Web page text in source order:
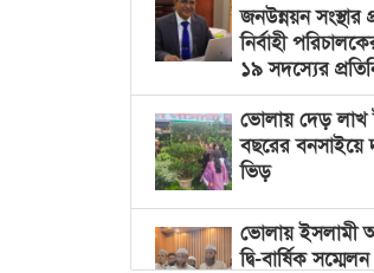
জনউন্নয়ন সংস্থার
নির্বাহী
১৯ সদস্যের
ভোলায় দেড় লাখ
বছরের বনসাইয়ে
ভিড়
ভোলায় ইসলামী
দ্বি-বার্ষিক সম্মেলন